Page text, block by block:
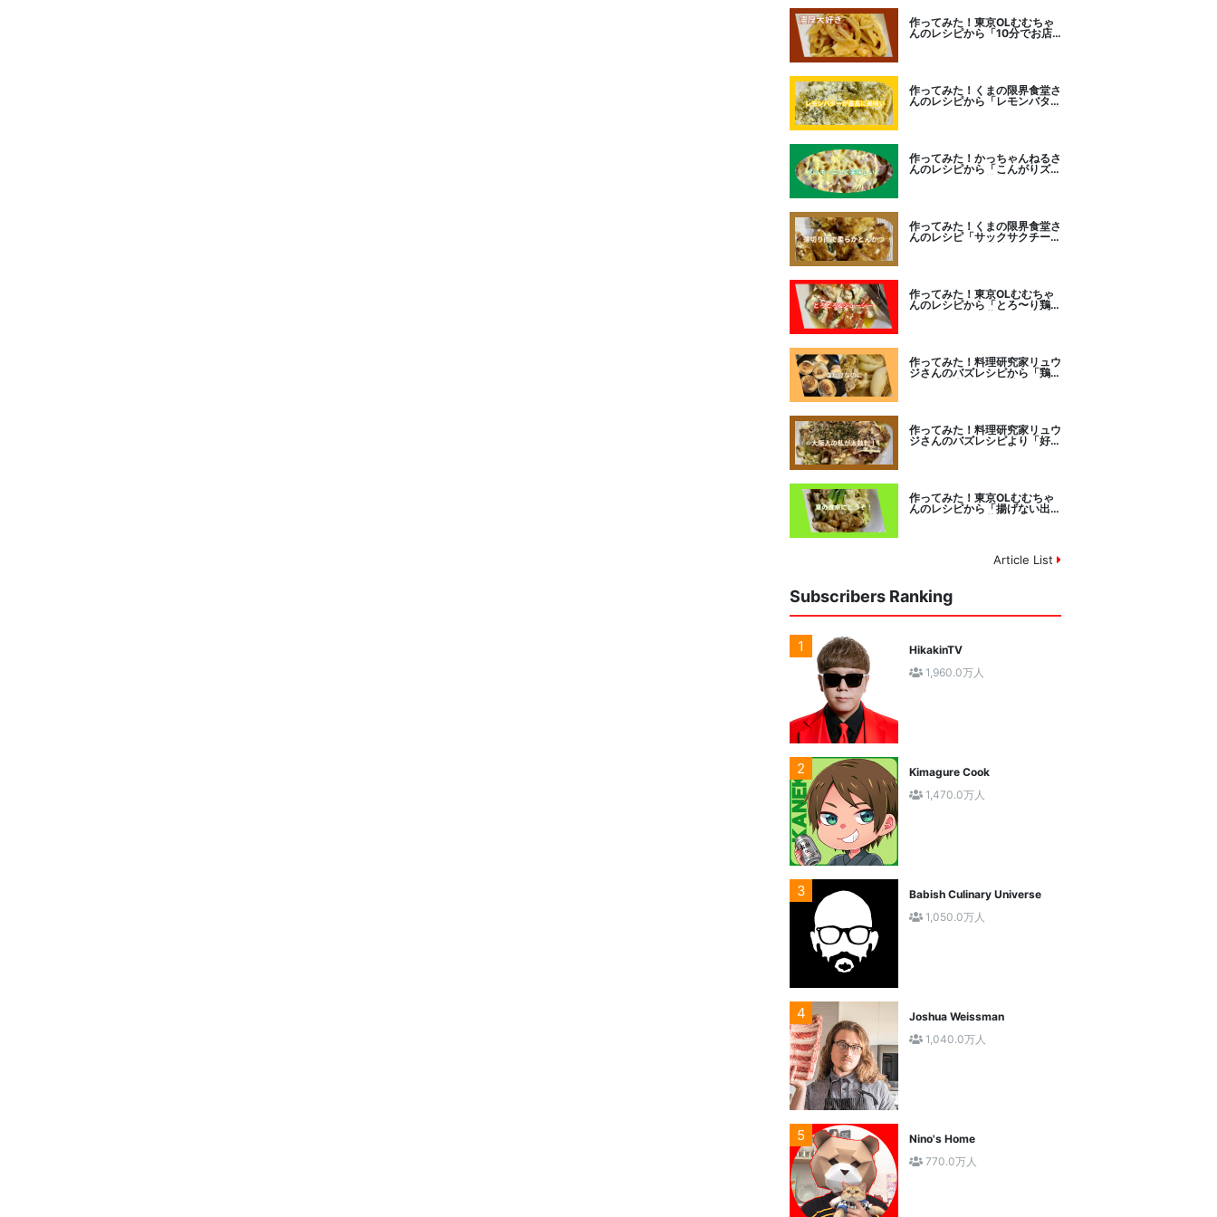
作ってみた！東京OLむむちゃ
んのレシピから「10分でお店
作ってみた！くまの限界食堂さ
んのレシピから「レモンバター
作ってみた！かっちゃんねるさ
んのレシピから「こんがりズッ
作ってみた！くまの限界食堂さ
んのレシピ「サックサクチーズ
作ってみた！東京OLむむちゃ
んのレシピから「とろ〜り鶏む
作ってみた！料理研究家リュウ
ジさんのバズレシピから「鶏の
作ってみた！料理研究家リュウ
ジさんのバズレシピより「好み
作ってみた！東京OLむむちゃ
んのレシピから「揚げない出汁
Article List
Subscribers Ranking
1
HikakinTV
1,960.0万人
2
Kimagure Cook
1,470.0万人
3
Babish Culinary Universe
1,050.0万人
4
Joshua Weissman
1,040.0万人
5
Nino's Home
770.0万人